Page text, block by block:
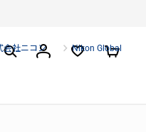
会社ニコン Nikon Global